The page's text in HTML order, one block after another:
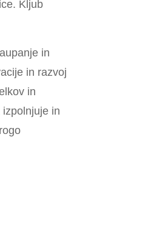
Kljub
in
in razvoj
in
in